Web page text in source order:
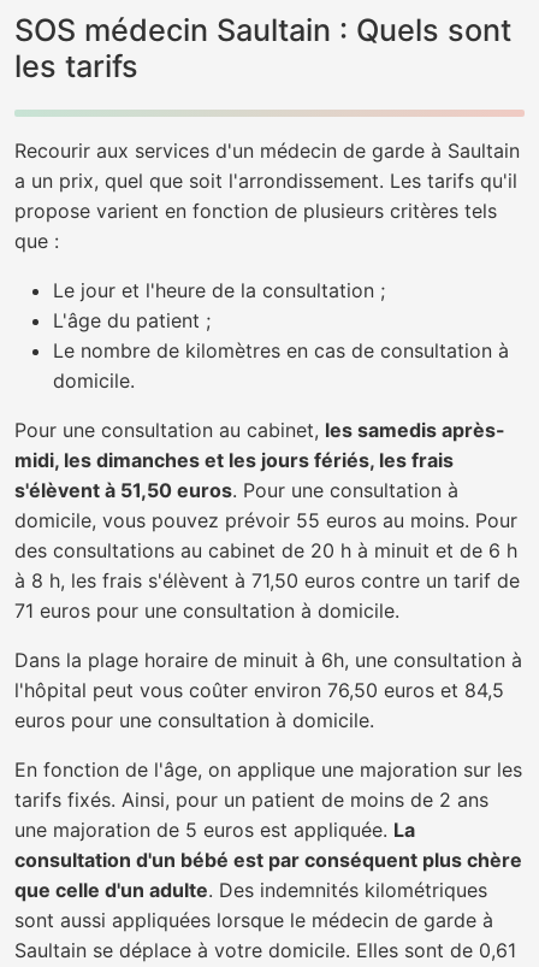
SOS médecin Saultain : Quels sont
les tarifs
Recourir aux services d'un médecin de garde à Saultain
a un prix, quel que soit l'arrondissement. Les tarifs qu'il
propose varient en fonction de plusieurs critères tels
que :
Le jour et l'heure de la consultation ;
L'âge du patient ;
Le nombre de kilomètres en cas de consultation à
domicile.
Pour une consultation au cabinet, les samedis après-
midi, les dimanches et les jours fériés, les frais
s'élèvent à 51,50 euros. Pour une consultation à
domicile, vous pouvez prévoir 55 euros au moins. Pour
des consultations au cabinet de 20 h à minuit et de 6 h
à 8 h, les frais s'élèvent à 71,50 euros contre un tarif de
71 euros pour une consultation à domicile.
Dans la plage horaire de minuit à 6h, une consultation à
l'hôpital peut vous coûter environ 76,50 euros et 84,5
euros pour une consultation à domicile.
En fonction de l'âge, on applique une majoration sur les
tarifs fixés. Ainsi, pour un patient de moins de 2 ans
une majoration de 5 euros est appliquée. La
consultation d'un bébé est par conséquent plus chère
que celle d'un adulte. Des indemnités kilométriques
sont aussi appliquées lorsque le médecin de garde à
Saultain se déplace à votre domicile. Elles sont de 0,61